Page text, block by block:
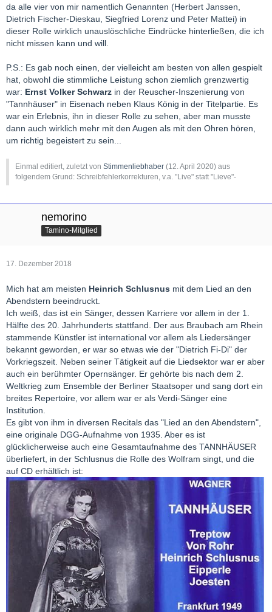
da alle vier von mir namentlich Genannten (Herbert Janssen,
Dietrich Fischer-Dieskau, Siegfried Lorenz und Peter Mattei) in
dieser Rolle wirklich unauslöschliche Eindrücke hinterließen, die ich
nicht missen kann und will.
P.S.: Es gab noch einen, der vielleicht am besten von allen gespielt
hat, obwohl die stimmliche Leistung schon ziemlich grenzwertig
war: Ernst Volker Schwarz in der Reuscher-Inszenierung von
"Tannhäuser" in Eisenach neben Klaus König in der Titelpartie. Es
war ein Erlebnis, ihn in dieser Rolle zu sehen, aber man musste
dann auch wirklich mehr mit den Augen als mit den Ohren hören,
um richtig begeistert zu sein...
Einmal editiert, zuletzt von Stimmenliebhaber (12. April 2020) aus
folgendem Grund: Schreibfehlerkorrekturen, v.a. "Live" statt "Lieve"-
nemorino
Tamino-Mitglied
17. Dezember 2018
Mich hat am meisten Heinrich Schlusnus mit dem Lied an den
Abendstern beeindruckt.
Ich weiß, das ist ein Sänger, dessen Karriere vor allem in der 1.
Hälfte des 20. Jahrhunderts stattfand. Der aus Braubach am Rhein
stammende Künstler ist international vor allem als Liedersänger
bekannt geworden, er war so etwas wie der "Dietrich Fi-Di" der
Vorkriegszeit. Neben seiner Tätigkeit auf die Liedsektor war er aber
auch ein berühmter Opernsänger. Er gehörte bis nach dem 2.
Weltkrieg zum Ensemble der Berliner Staatsoper und sang dort ein
breites Repertoire, vor allem war er als Verdi-Sänger eine
Institution.
Es gibt von ihm in diversen Recitals das "Lied an den Abendstern",
eine originale DGG-Aufnahme von 1935. Aber es ist
glücklicherweise auch eine Gesamtaufnahme des TANNHÄUSER
überliefert, in der Schlusnus die Rolle des Wolfram singt, und die
auf CD erhältlich ist: